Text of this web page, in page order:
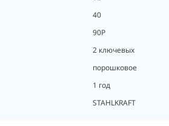
40
90P
2 ключевых
порошковое
1 год
STAHLKRAFT